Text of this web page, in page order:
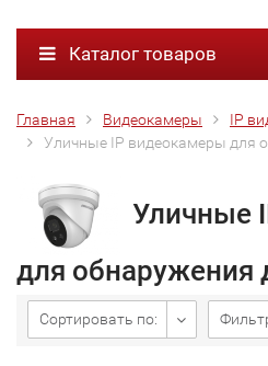
Каталог товаров
Главная Видеокамеры IP
Уличные IP видеокамеры для
Уличные
для обнаружения
Сортировать по: